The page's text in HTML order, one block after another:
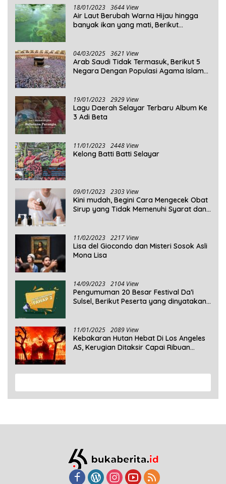
18/01/2023 3644 View
Air Laut Berubah Warna Hijau hingga
banyak ikan yang mati, Berikut
04/03/2025 3621 View
Arab Saudi Tidak Termasuk, Berikut 5
Negara Dengan Populasi Agama Islam
19/01/2023 2929 View
Lagu Daerah Selayar Terbaru Album Ke
3 Adi Beta
11/01/2023 2448 View
Kelong Batti Batti Selayar
09/01/2023 2303 View
Kini mudah, Begini Cara Mengecek Obat
Sirup yang Tidak Memenuhi Syarat dan
11/02/2023 2217 View
Lisa del Giocondo dan Misteri Sosok Asli
Mona Lisa
14/09/2023 2104 View
Pengumuman 20 Besar Festival Da’i
Sulsel, Berikut Peserta yang dinyatakan
11/01/2025 2089 View
Kebakaran Hutan Hebat Di Los Angeles
AS, Kerugian Ditaksir Capai Ribuan